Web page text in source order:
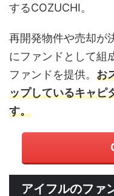
するCOZUCHI。
再開発物件や売却が
にファンドとして組
ファンドを提供。 お
ップしているキャピ
す。
アイフルのファ